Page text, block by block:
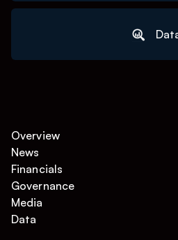
Overview
News
Financials
Governance
Media
Data